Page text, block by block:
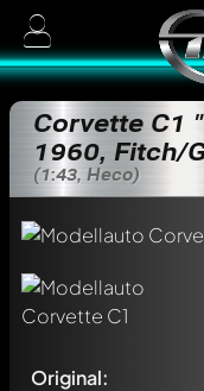
Corvette C1
1960, Fitch/
(1:43, Heco)
Original: